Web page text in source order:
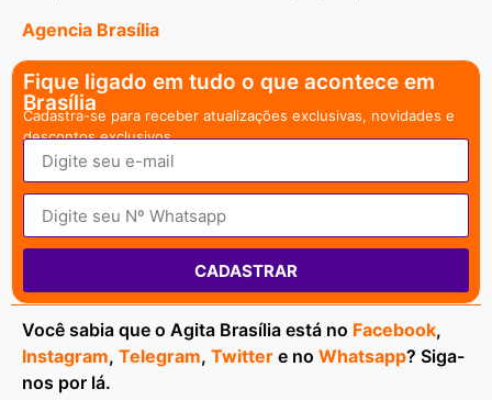
Agencia Brasília
Fique ligado em tudo o que acontece em
Brasília
Cadastra-se para receber atualizações exclusivas, novidades e
descontos exclusivos.
CADASTRAR
Você sabia que o Agita Brasília está no Facebook,
Instagram, Telegram, Twitter e no Whatsapp? Siga-
nos por lá.